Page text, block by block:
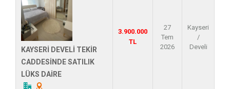
KAYSERİ DEVELİ TEKİR
CADDESİNDE SATILIK
LÜKS DAİRE
3.900.000
TL
27
Tem
2026
Kayseri
/
Develi